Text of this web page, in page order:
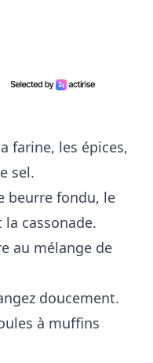
farine, les épices,
sel.
beurre fondu, le
cassonade.
au mélange de
doucement.
à muffins